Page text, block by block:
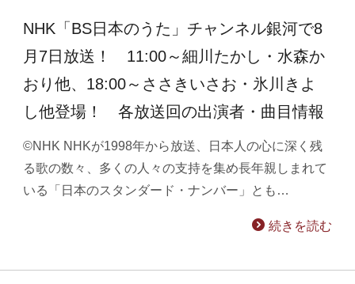
NHK「BS日本のうた」チャンネル銀河で8
月7日放送！ 11:00～細川たかし・水森か
おり他、18:00～ささきいさお・氷川きよ
し他登場！ 各放送回の出演者・曲目情報
©NHK NHKが1998年から放送、日本人の心に深く残
る歌の数々、多くの人々の支持を集め長年親しまれて
いる「日本のスタンダード・ナンバー」とも…
続きを読む